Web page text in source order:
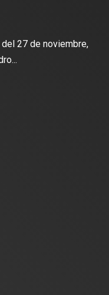
del 27 de noviembre,